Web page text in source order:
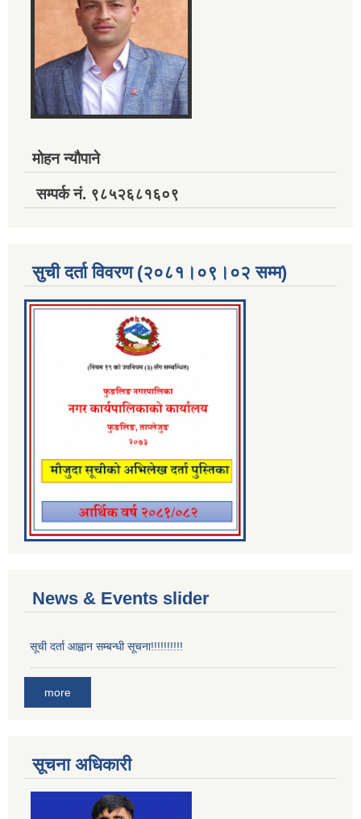
मोहन न्यौपाने
सम्पर्क नं. ९८५२६८१६०९
सुची दर्ता विवरण (२०८१।०९।०२ सम्म)
News & Events slider
सूची दर्ता आह्वान सम्बन्धी सूचना!!!!!!!!!!
more
सूचना अधिकारी